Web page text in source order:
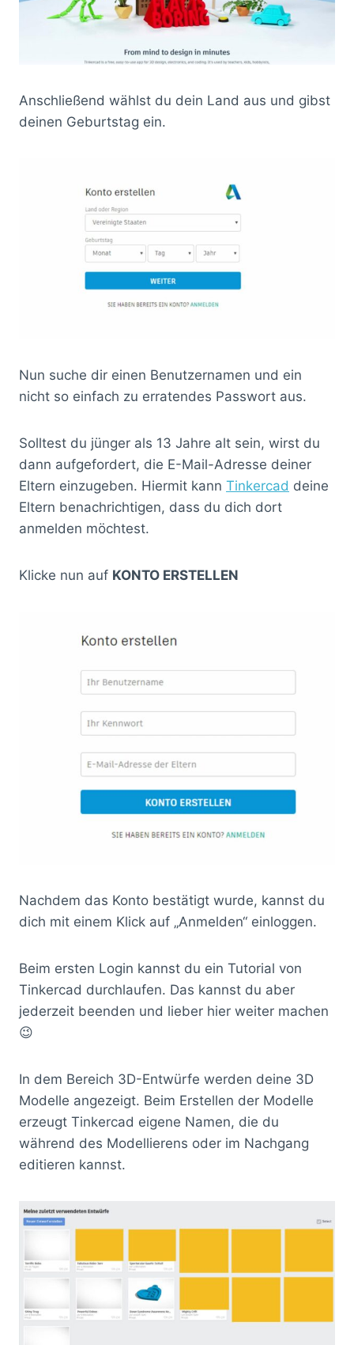
Anschließend wählst du dein Land aus und gibst
deinen Geburtstag ein.
Nun suche dir einen Benutzernamen und ein
nicht so einfach zu erratendes Passwort aus.
Solltest du jünger als 13 Jahre alt sein, wirst du
dann aufgefordert, die E-Mail-Adresse deiner
Eltern einzugeben. Hiermit kann Tinkercad deine
Eltern benachrichtigen, dass du dich dort
anmelden möchtest.
Klicke nun auf KONTO ERSTELLEN
Nachdem das Konto bestätigt wurde, kannst du
dich mit einem Klick auf „Anmelden“ einloggen.
Beim ersten Login kannst du ein Tutorial von
Tinkercad durchlaufen. Das kannst du aber
jederzeit beenden und lieber hier weiter machen
😉
In dem Bereich 3D-Entwürfe werden deine 3D
Modelle angezeigt. Beim Erstellen der Modelle
erzeugt Tinkercad eigene Namen, die du
während des Modellierens oder im Nachgang
editieren kannst.